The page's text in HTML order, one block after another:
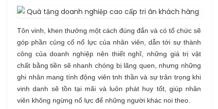
Tôn vinh, khen thưởng một cách đúng đắn và có tổ chức sẽ
góp phần củng cố nổ lực của nhân viên, dẫn tới sự thành
công của doanh nghiệp nên thiết nghĩ, những giá trị vật
chất bằng tiền sẽ nhanh chóng bị lãng quen, nhưng những
ghi nhân mang tính động viên tnh thần và sự trân trọng khi
vinh danh sẽ tồn tại mãi và luôn phát huy tốt, giúp nhân
viên không ngừng nổ lực để những người khác noi theo.